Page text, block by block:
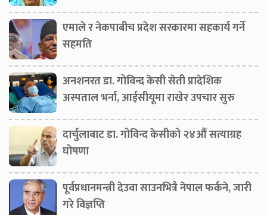
एमाले र नेकपाबीच प्रदेश सरकारमा सहकार्य गर्ने
सहमति
अनशनरत डा. गोविन्द केसी सेती प्रादेशिक
अस्पताल भर्ना, आईसीयूमा राखेर उपचार सुरु
दार्चुलाबाट डा. गोविन्द केसीको २४औँ सत्याग्रह
घोषणा
पूर्वप्रधानमन्त्री देउवा साउनभित्रै नेपाल फर्कने, जारी
गरे विज्ञप्ति